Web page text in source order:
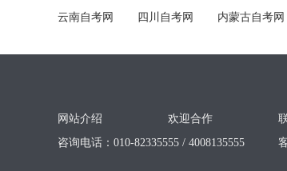
云南自考网 四川自考网 内蒙古自考网
网站介绍 欢迎合作
咨询电话：010-82335555 / 4008135555